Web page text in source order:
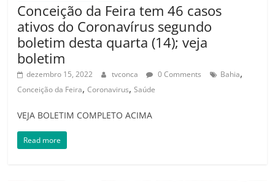
Conceição da Feira tem 46 casos
ativos do Coronavírus segundo
boletim desta quarta (14); veja
boletim
dezembro 15, 2022 tvconca 0 Comments Bahia,
Conceição da Feira,Coronavirus,Saúde
VEJA BOLETIM COMPLETO ACIMA
Read more